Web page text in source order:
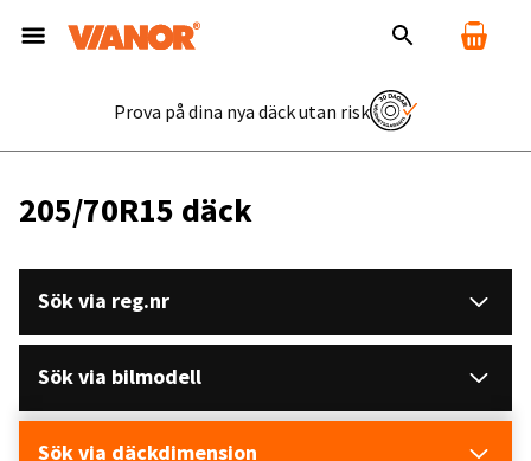
Prova på dina nya däck utan risk
205/70R15 däck
Sök via reg.nr
Sök via bilmodell
Sök via däckdimension